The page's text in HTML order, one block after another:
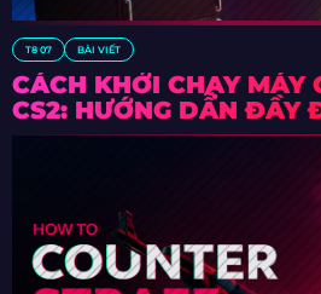
T8 07 BÀI VIẾT
CÁCH KHỞI CHẠY MÁY
CS2: HƯỚNG DẪN ĐẦY